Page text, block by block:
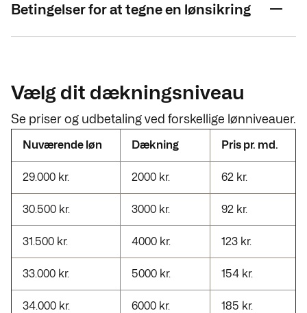
Betingelser for at tegne en lønsikring
Vælg dit dækningsniveau
Se priser og udbetaling ved forskellige lønniveauer.
Nuværende løn Dækning Pris pr. md.
29.000 kr. 2000 kr. 62 kr.
30.500 kr. 3000 kr. 92 kr.
31.500 kr. 4000 kr. 123 kr.
33.000 kr. 5000 kr. 154 kr.
34.000 kr. 6000 kr. 185 kr.